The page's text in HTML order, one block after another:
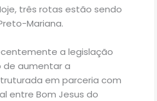
três rotas estão sendo
Mariana.
a legislação
de aumentar a
em parceria com
entre Bom Jesus do